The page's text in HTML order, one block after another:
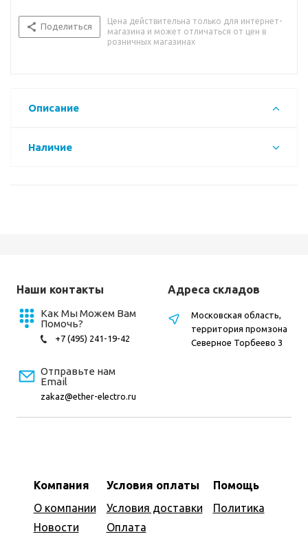
Поделиться
Цена действительна только для интернет-
магазина и может отличаться от цен в
розничных магазинах
Описание
Наличие
Наши контакты
Как Мы Можем Вам
Помочь?
+7 (495) 241-19-42
Отправьте нам
Email
zakaz@ether-electro.ru
Компания
О компании
Новости
Условия оплаты
Условия доставки
Оплата
Помощь
Политика
Адреса складов
Московская область,
территория промзона
Северное Торбеево 3